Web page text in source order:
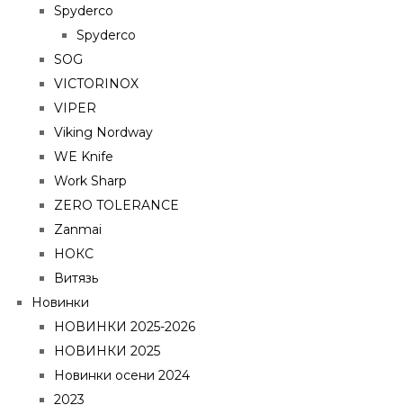
Spyderco
Spyderco
SOG
VICTORINOX
VIPER
Viking Nordway
WE Knife
Work Sharp
ZERO TOLERANCE
Zanmai
НОКС
Витязь
Новинки
НОВИНКИ 2025-2026
НОВИНКИ 2025
Новинки осени 2024
2023